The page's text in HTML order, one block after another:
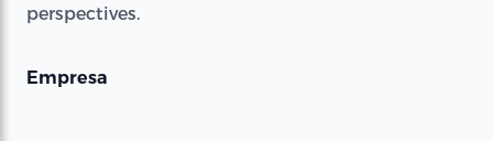
perspectives.
Empresa